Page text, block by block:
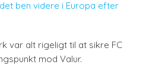
ben videre i Europa efter
var alt rigeligt til at sikre FC
mod Valur.